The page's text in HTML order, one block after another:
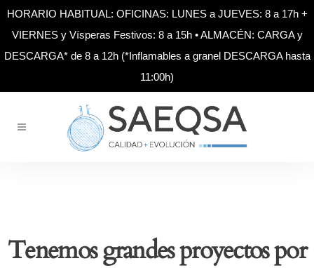
HORARIO HABITUAL: OFICINAS: LUNES a JUEVES: 8 a 17h +
VIERNES y Vísperas Festivos: 8 a 15h • ALMACÉN: CARGA y
DESCARGA* de 8 a 12h (*Inflamables a granel DESCARGA hasta
11:00h)
Tenemos grandes proyectos por